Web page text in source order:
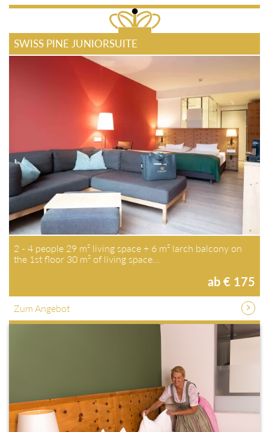
SWISS PINE JUNIORSUITE
2 - 4 people 29 m² living space + 6 m² larch balcony on the 1st
floor 30 m² of living space…
ab € 175
Zum Angebot